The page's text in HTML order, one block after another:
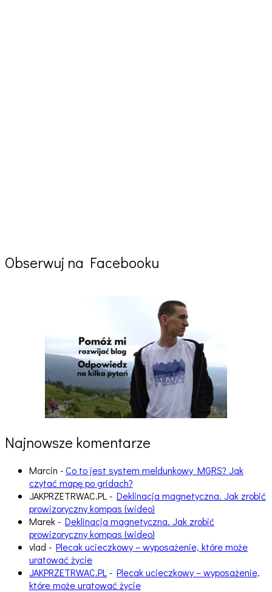
Obserwuj na Facebooku
Najnowsze komentarze
Marcin -Co to jest system meldunkowy MGRS? Jak
czytać mapę po gridach?
JAKPRZETRWAC.PL - Deklinacja magnetyczna. Jak zrobić
prowizoryczny kompas (wideo)
Marek - Deklinacja magnetyczna. Jak zrobić
prowizoryczny kompas (wideo)
vlad - Plecak ucieczkowy – wyposażenie, które może
uratować życie
JAKPRZETRWAC.PL - Plecak ucieczkowy – wyposażenie,
które może uratować życie